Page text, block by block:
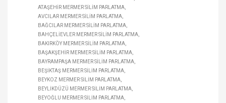
ATAŞEHIR MERMER SILIM PARLATMA
AVCILAR MERMER SILIM PARLATMA
BAĞCILAR MERMER SILIM PARLATMA
BAHÇELIEVLER MERMER SILIM PARLATMA
BAKIRKÖY MERMER SILIM PARLATMA
BAŞAKŞEHIR MERMER SILIM PARLATMA
BAYRAMPAŞA MERMER SILIM PARLATMA
BEŞIKTAŞ MERMER SILIM PARLATMA
BEYKOZ MERMER SILIM PARLATMA
BEYLIKDÜZÜ MERMER SILIM PARLATMA
BEYOĞLU MERMER SILIM PARLATMA